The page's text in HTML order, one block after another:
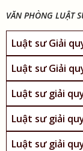
Luật sư Giải
Luật sư Giải
Luật sư giải
Luật sư giải
Luật sư giải
VĂN PHÒNG